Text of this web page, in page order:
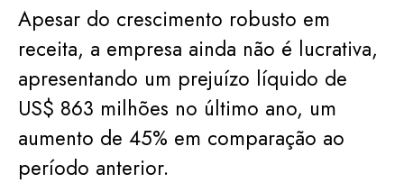
Apesar do crescimento robusto em
receita, a empresa ainda não é lucrativa,
apresentando um prejuízo líquido de
US$ 863 milhões no último ano, um
aumento de 45% em comparação ao
período anterior.